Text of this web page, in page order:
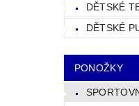
DĚTSKÉ
DĚTSKÉ
PONOŽKY